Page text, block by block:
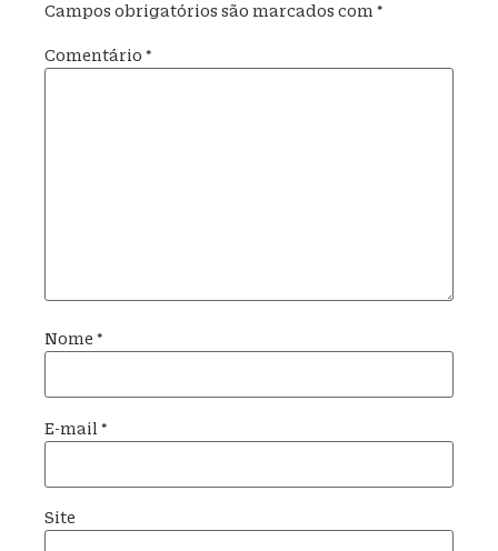
Campos obrigatórios são marcados com *
Comentário *
Nome *
E-mail *
Site